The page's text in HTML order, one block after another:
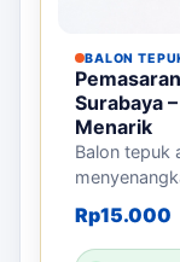
BALON
Surabaya
Menarik
Balon tepuk
Rp15.000